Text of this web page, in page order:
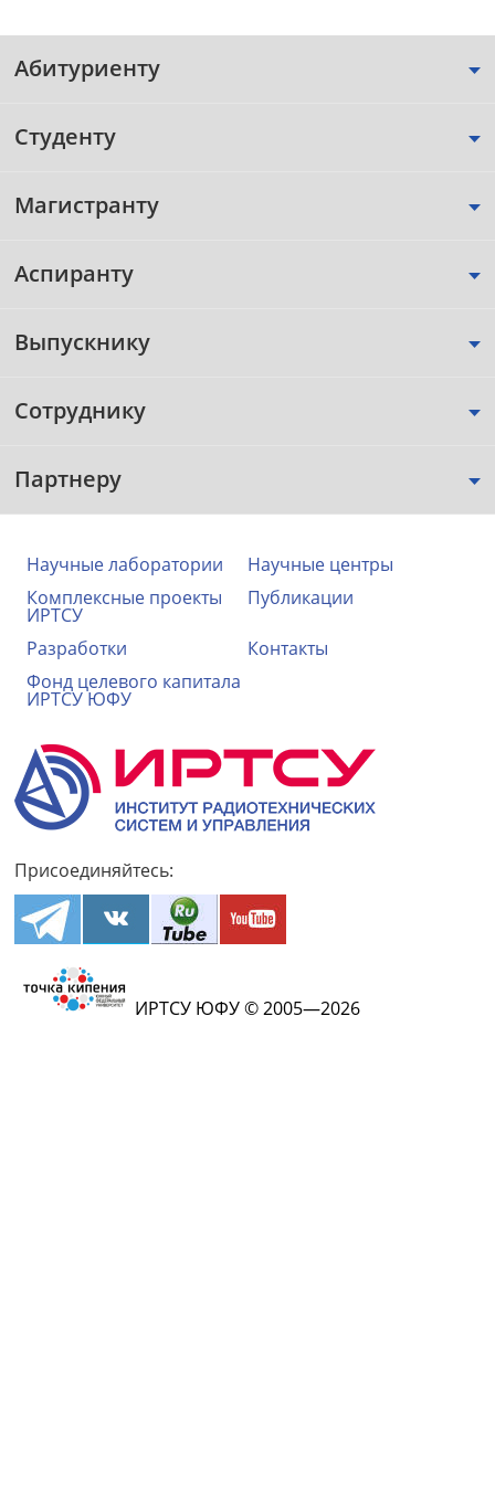
Абитуриенту
Студенту
Магистранту
Аспиранту
Выпускнику
Сотруднику
Партнеру
Научные лаборатории
Научные центры
Комплексные проекты
ИРТСУ
Публикации
Разработки
Контакты
Фонд целевого капитала
ИРТСУ ЮФУ
Присоединяйтесь:
ИРТСУ ЮФУ © 2005—2026